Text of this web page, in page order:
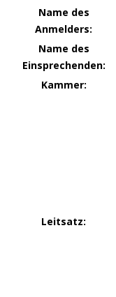
Name des
Anmelders:
Name des
Einsprechenden:
Kammer:
Leitsatz: